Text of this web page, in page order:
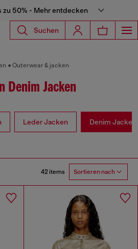
zu 50% - Mehr entdecken
Suchen
Outerwear & jacken
Denim Jacken
Leder Jacken Denim Jacken
42 items Sortieren nach